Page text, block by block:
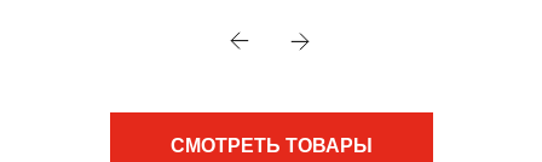
СМОТРЕТЬ ТОВАРЫ